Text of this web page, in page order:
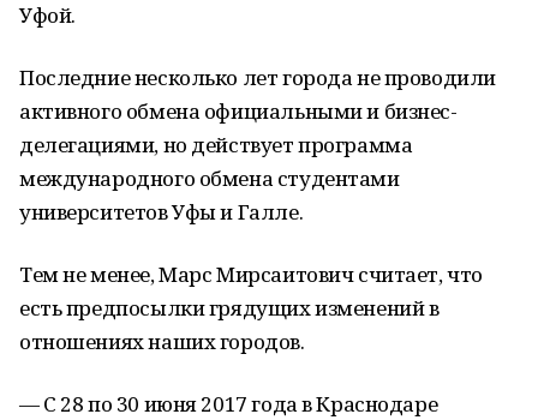
Уфой.
Последние несколько лет города не проводили
активного обмена официальными и бизнес-
делегациями, но действует программа
международного обмена студентами
университетов Уфы и Галле.
Тем не менее, Марс Мирсаитович считает, что
есть предпосылки грядущих изменений в
отношениях наших городов.
— С 28 по 30 июня 2017 года в Краснодаре